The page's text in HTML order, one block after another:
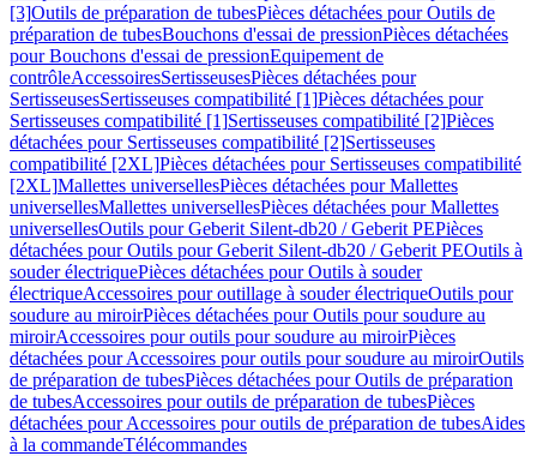
[3]Outils de préparation de tubesPièces détachées pour Outils de
préparation de tubesBouchons d'essai de pressionPièces détachées
pour Bouchons d'essai de pressionEquipement de
contrôleAccessoiresSertisseusesPièces détachées pour
SertisseusesSertisseuses compatibilité [1]Pièces détachées pour
Sertisseuses compatibilité [1]Sertisseuses compatibilité [2]Pièces
détachées pour Sertisseuses compatibilité [2]Sertisseuses
compatibilité [2XL]Pièces détachées pour Sertisseuses compatibilité
[2XL]Mallettes universellesPièces détachées pour Mallettes
universellesMallettes universellesPièces détachées pour Mallettes
universellesOutils pour Geberit Silent-db20 / Geberit PEPièces
détachées pour Outils pour Geberit Silent-db20 / Geberit PEOutils à
souder électriquePièces détachées pour Outils à souder
électriqueAccessoires pour outillage à souder électriqueOutils pour
soudure au miroirPièces détachées pour Outils pour soudure au
miroirAccessoires pour outils pour soudure au miroirPièces
détachées pour Accessoires pour outils pour soudure au miroirOutils
de préparation de tubesPièces détachées pour Outils de préparation
de tubesAccessoires pour outils de préparation de tubesPièces
détachées pour Accessoires pour outils de préparation de tubesAides
à la commandeTélécommandes